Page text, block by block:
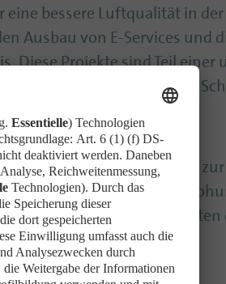
bessere Luftqualität in der
Ausbau von E-Services und
Diese Projekte sind Teil einer
machen soll, wobei der
auf KI-basierte Systeme
besser auf Cyber-
Dienste als auch die Daten
Gulbis.